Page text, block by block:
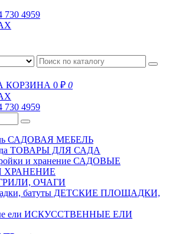
730 4959
КОРЗИНА 0 ₽ 0
730 4959
САДОВАЯ МЕБЕЛЬ
ТОВАРЫ ДЛЯ САДА
САДОВЫЕ
ХРАНЕНИЕ
ОЧАГИ
ДЕТСКИЕ ПЛОЩАДКИ,
ИСКУССТВЕННЫЕ ЕЛИ